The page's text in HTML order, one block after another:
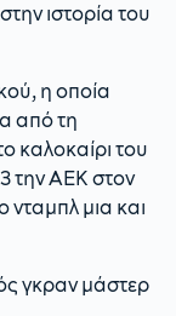
ιστορία του
η οποία
από τη
καλοκαίρι του
την ΑΕΚ στον
νταμπλ μια και
γκραν μάστερ